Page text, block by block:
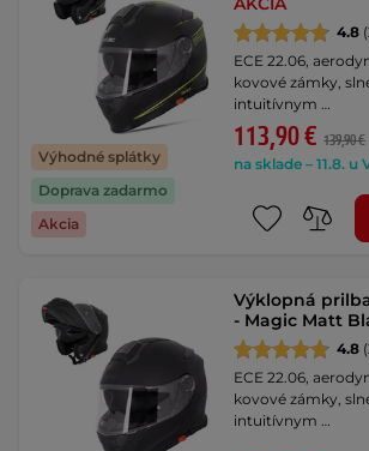
Výhodné splátky
Doprava zadarmo
Akcia
4.8
ECE 22.06,
kovové zámky,
intuitívnym …
113,90 € 139,90 €
na sklade – 11.8. u
Výklopná
- Magic Matt
4.8
ECE 22.06,
kovové zámky,
intuitívnym …